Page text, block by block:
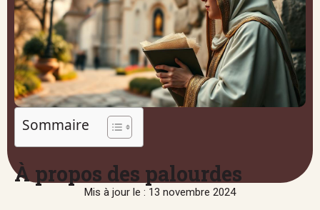
Mis à jour le : 13 novembre 2024
Sommaire
À propos des palourdes